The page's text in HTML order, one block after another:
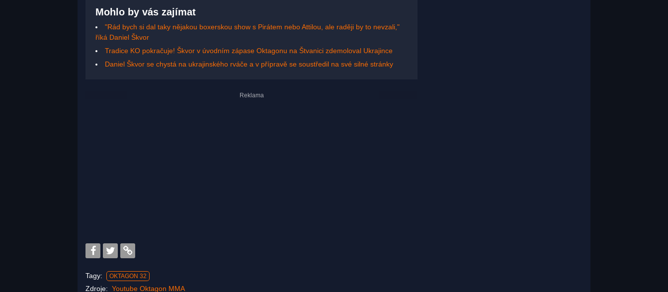
Mohlo by vás zajímat
"Rád bych si dal taky nějakou boxerskou show s Pirátem nebo Attilou, ale raději by to nevzali,"
říká Daniel Škvor
Tradice KO pokračuje! Škvor v úvodním zápase Oktagonu na Štvanici zdemoloval Ukrajince
Daniel Škvor se chystá na ukrajinského rváče a v přípravě se soustředil na své silné stránky
Tagy: OKTAGON 32
Zdroje: Youtube Oktagon MMA